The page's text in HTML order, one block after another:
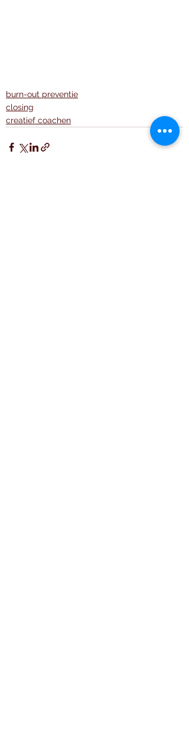
burn-out preventie
closing
creatief coachen